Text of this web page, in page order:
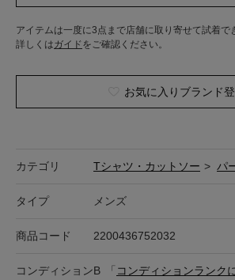
アイテムは一度に3点まで店舗に取り寄せて試着で
詳しくはガイド をご確認ください。
お気に入りブランド
カテゴリ Tシャツ・カットソー > パ
タイプ メンズ
商品コード 2200436752032
コンディションB 「 コンディションランク